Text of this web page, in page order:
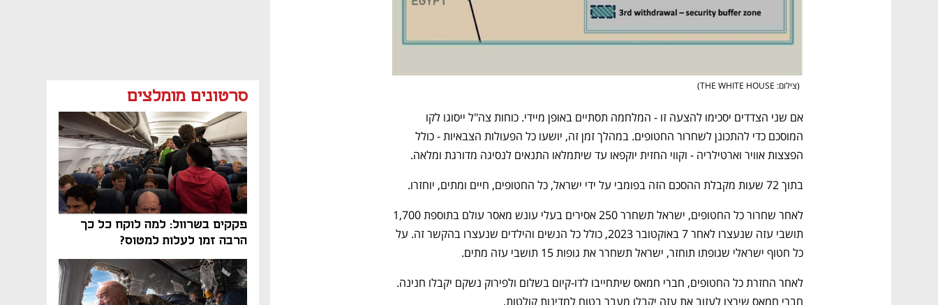
סרטונים מומלצים
פקקים בשרוול: למה לוקח כל כך
הרבה זמן לעלות למטוס?
(צילום: THE WHITE HOUSE )
הפצצות אוויר וארטילריה - וקווי החזית יוקפאו עד שיתמלאו התנאים לנסיגה מדורגת ומלאה.
בתוך 72 שעות מקבלת ההסכם הזה בפומבי על ידי ישראל, כל החטופים, חיים ומתים, יוחזרו.
כל חטוף ישראלי שגופתו תוחזר, ישראל תשחרר את גופות 15 תושבי עזה מתים.
חברי חמאס שירצו לעזוב את עזה יקבלו מעבר בטוח למדינות קולטות.